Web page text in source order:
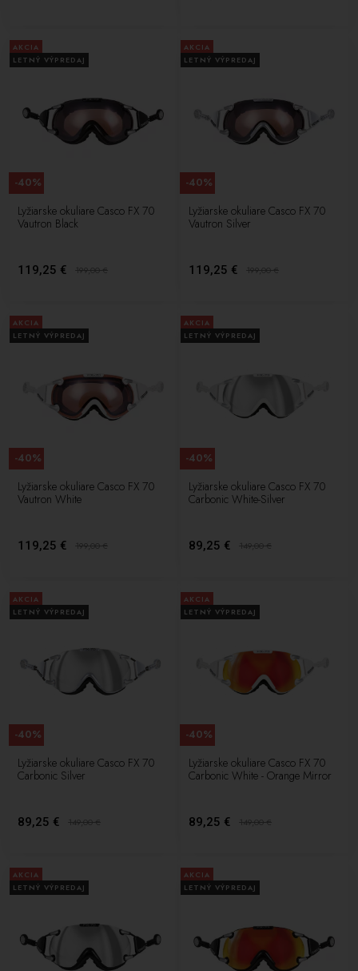
AKCIA
LETNÝ VÝPREDAJ
Lyžiarske okuliare Casco FX 70
Vautron Black
119,25 € 199,00€
-40%
AKCIA
LETNÝ VÝPREDAJ
Lyžiarske okuliare Casco FX 70
Vautron Silver
119,25 € 199,00€
-40%
AKCIA
LETNÝ VÝPREDAJ
Lyžiarske okuliare Casco FX 70
Vautron White
119,25 € 199,00€
-40%
AKCIA
LETNÝ VÝPREDAJ
Lyžiarske okuliare Casco FX 70
Carbonic White-Silver
89,25 € 149,00€
-40%
AKCIA
LETNÝ VÝPREDAJ
Lyžiarske okuliare Casco FX 70
Carbonic Silver
89,25 € 149,00€
-40%
AKCIA
LETNÝ VÝPREDAJ
Lyžiarske okuliare Casco FX 70
Carbonic White - Orange Mirror
89,25 € 149,00€
-40%
AKCIA
LETNÝ VÝPREDAJ
AKCIA
LETNÝ VÝPREDAJ